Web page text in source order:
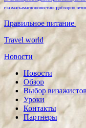
глазмаскамаслоновостинюдобзор
Правильное питание
Travel world
Новости
Новости
Обзор
Выбор визажистов
Уроки
Контакты
Партнеры